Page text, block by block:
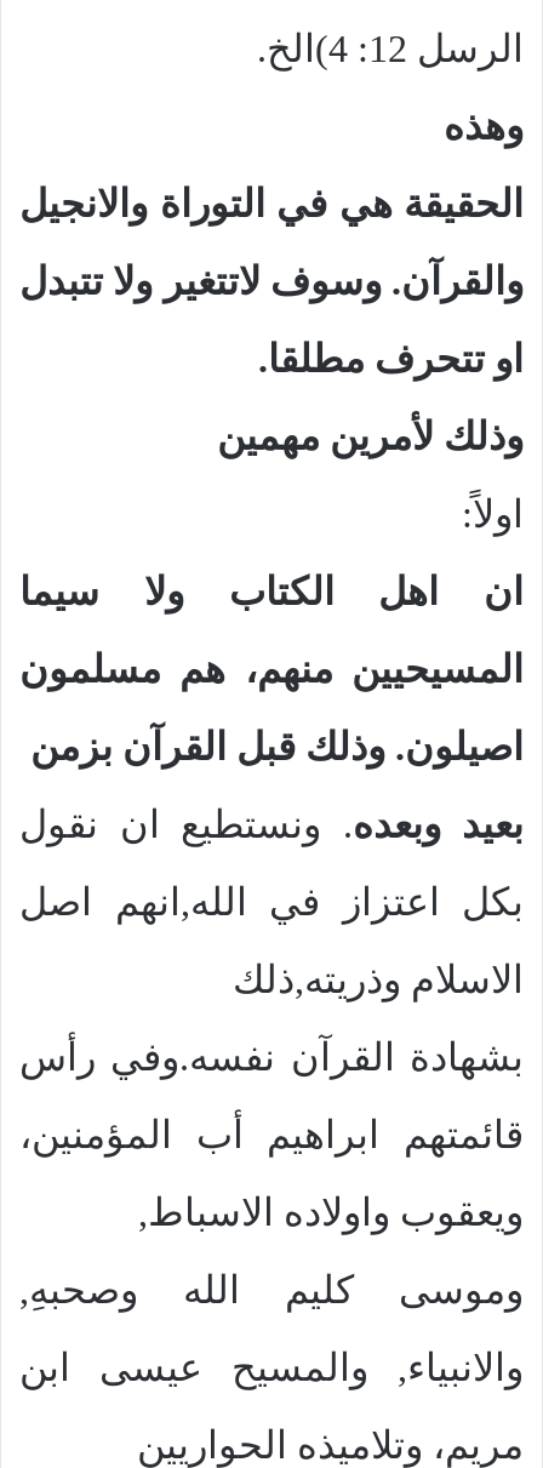
الرسل 12: 4)الخ.
وهذه
الحقيقة هي في التوراة والانجيل
والقرآن. وسوف لاتتغير ولا تتبدل
او تتحرف مطلقا.
وذلك لأمرين مهمين
اولاً:
ان اهل الكتاب ولا سيما
المسيحيين منهم، هم مسلمون
اصيلون. وذلك قبل القرآن بزمن
بعيد وبعده. ونستطيع ان نقول
بكل اعتزاز في الله,انهم اصل
الاسلام وذريته,ذلك
بشهادة القرآن نفسه.وفي رأس
قائمتهم ابراهيم أب المؤمنين،
ويعقوب واولاده الاسباط,
وموسى كليم الله وصحبهِ,
والانبياء, والمسيح عيسى ابن
مريم، وتلاميذه الحواريين